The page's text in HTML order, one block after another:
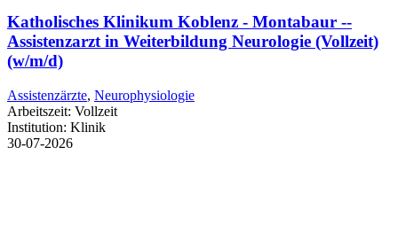
Katholisches Klinikum Koblenz - Montabaur --
Assistenzarzt in Weiterbildung Neurologie (Vollzeit)
(w/m/d)
Assistenzärzte, Neurophysiologie
Arbeitszeit: Vollzeit
Institution: Klinik
30-07-2026